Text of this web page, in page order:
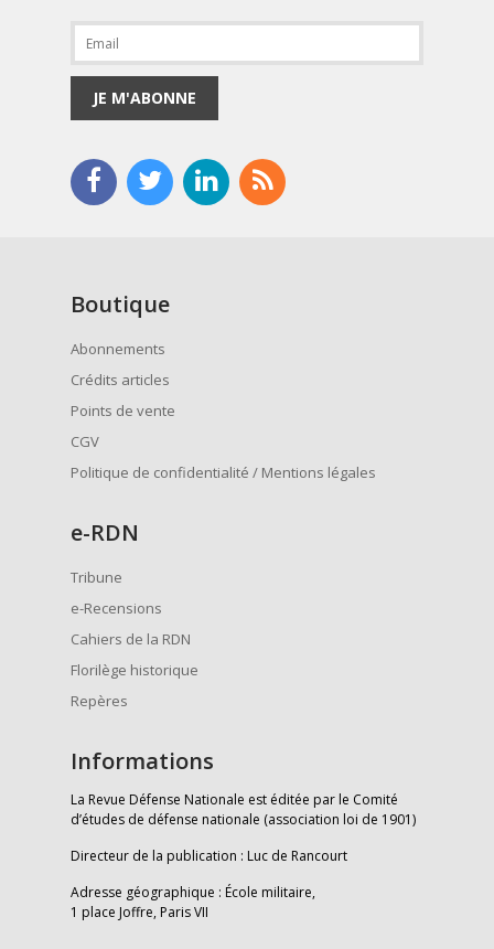
JE M'ABONNE
Boutique
Abonnements
Crédits articles
Points de vente
CGV
Politique de confidentialité / Mentions légales
e-RDN
Tribune
e-Recensions
Cahiers de la RDN
Florilège historique
Repères
Informations
La Revue Défense Nationale est éditée par le Comité
d’études de défense nationale (association loi de 1901)
Directeur de la publication : Luc de Rancourt
Adresse géographique : École militaire,
1 place Joffre, Paris VII